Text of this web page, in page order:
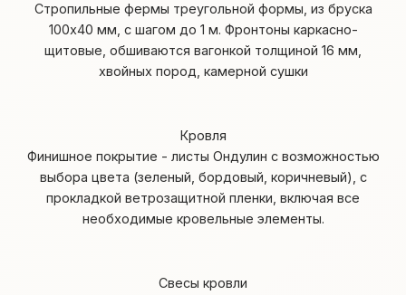
Стропильные фермы треугольной формы, из бруска
100х40 мм, с шагом до 1 м. Фронтоны каркасно-
щитовые, обшиваются вагонкой толщиной 16 мм,
хвойных пород, камерной сушки
Кровля
Финишное покрытие - листы Ондулин с возможностью
выбора цвета (зеленый, бордовый, коричневый), с
прокладкой ветрозащитной пленки, включая все
необходимые кровельные элементы.
Свесы кровли